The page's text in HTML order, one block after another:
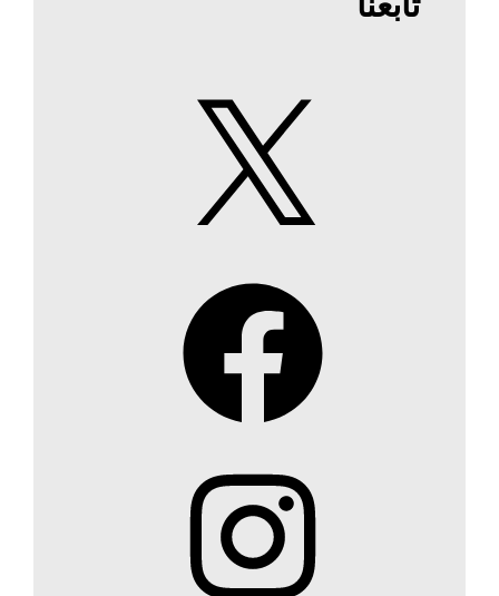
Facebook
Instagram